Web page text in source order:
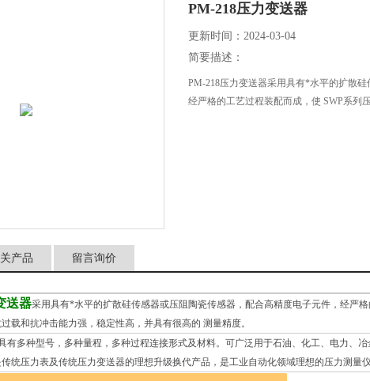
PM-218压力变送器
更新时间：2024-03-04
简要描述：
PM-218压力变送器采用具有*水平的扩散
经严格的工艺过程装配而成，使 SWP系列
产品 留言询价
送器采用具有*水平的扩散硅传感器或压阻陶瓷传感器，配合高精度电子元件，经严
载和抗冲击能力强，稳定性高，并具有很高的 测量精度。
有多种型号，多种量程，多种过程连接形式及材料。可广泛用于石油、化工、电力、
统压力表及传统压力变送器的理想升级换代产品，是工业自动化领域理想的压力测量仪